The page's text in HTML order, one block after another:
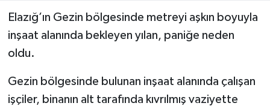
Elazığ’ın Gezin bölgesinde metreyi aşkın boyuyla
inşaat alanında bekleyen yılan, paniğe neden
oldu.
Gezin bölgesinde bulunan inşaat alanında çalışan
işçiler, binanın alt tarafında kıvrılmış vaziyette